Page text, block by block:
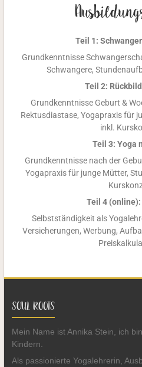
Teil 1:
Grundkenntnisse
Schwangere,
Teil 2:
Grundkenntnisse Geburt &
Rektusdiastase, Yogapraxis für
inkl.
Teil 3: Yoga
Grundkenntnisse nach der
Yogapraxis für junge Mütter,
Teil 4
Selbstständigkeit als
Versicherungen, Werbung,
SOUL ROOTS
Mein Name ist Annika Stein, ich
Kindern.
Als passionierte Yogalehrerin,